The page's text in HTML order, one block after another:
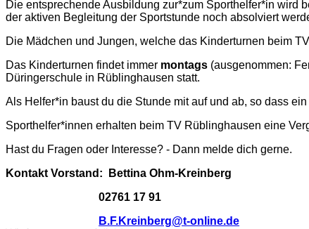
Die entsprechende Ausbildung zur*zum Sporthelfer*in wird
der aktiven Begleitung der Sportstunde noch absolviert
Die Mädchen und Jungen, welche das Kinderturnen beim
Das Kinderturnen findet immer montags (ausgenommen:
Düringerschule in Rüblinghausen statt.
Als Helfer*in baust du die Stunde mit auf und ab, so dass
Sporthelfer*innen erhalten beim TV Rüblinghausen eine
Hast du Fragen oder Interesse? - Dann melde dich gerne.
Kontakt Vorstand: Bettina Ohm-Kreinberg
02761 17 91
B.F.Kreinberg@t-online.de